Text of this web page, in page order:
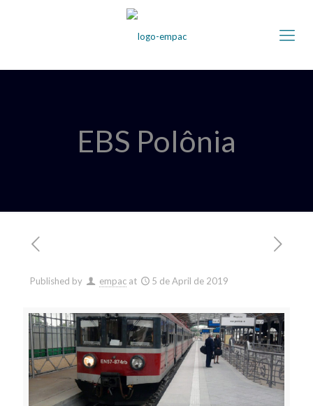
EBS Polônia
Published by empac at 5 de April de 2019